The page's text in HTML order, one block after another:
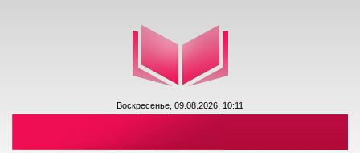
Воскресенье, 09.08.2026, 10:11